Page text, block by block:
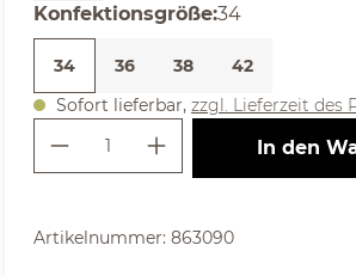
Konfektionsgrößeauswählen
:34
34 36 38
42
Sofort lieferbar, zzgl. Lieferzeit des
Produkt Anzahl: Gib
In den
Artikelnummer: 863090